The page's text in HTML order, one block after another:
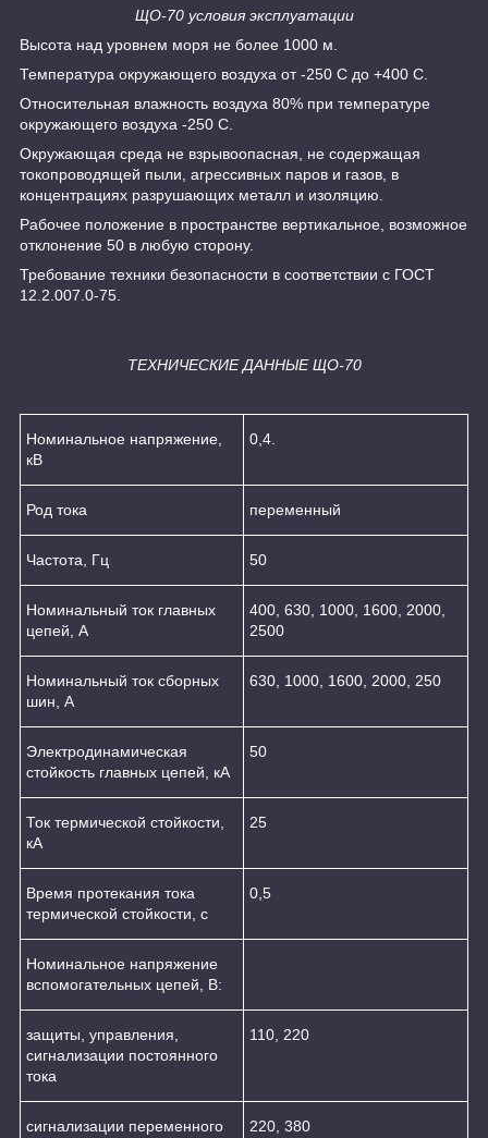
ЩО-70 условия эксплуатации
Высота над уровнем моря не более 1000 м.
Температура окружающего воздуха от -250 С до +400 С.
Относительная влажность воздуха 80% при температуре
окружающего воздуха -250 С.
Окружающая среда не взрывоопасная, не содержащая
токопроводящей пыли, агрессивных паров и газов, в
концентрациях разрушающих металл и изоляцию.
Рабочее положение в пространстве вертикальное, возможное
отклонение 50 в любую сторону.
Требование техники безопасности в соответствии с ГОСТ
12.2.007.0-75.
ТЕХНИЧЕСКИЕ ДАННЫЕ ЩО-70
Номинальное напряжение,
кВ
0,4.
Род тока переменный
Частота, Гц 50
Номинальный ток главных
цепей, А
400, 630, 1000, 1600, 2000,
2500
Номинальный ток сборных
шин, А
630, 1000, 1600, 2000, 250
Электродинамическая
стойкость главных цепей, кА
50
Ток термической стойкости,
кА
25
Время протекания тока
термической стойкости, с
0,5
Номинальное напряжение
вспомогательных цепей, В:
защиты, управления,
сигнализации постоянного
тока
110, 220
сигнализации переменного
220, 380